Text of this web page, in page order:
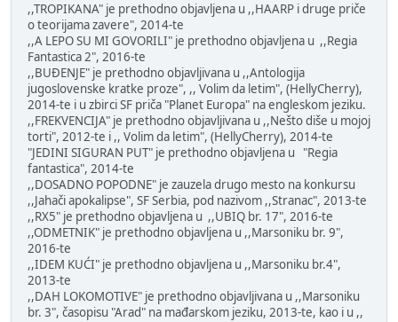
,,TROPIKANA" je prethodno objavljena u ,,HAARP i druge priče
o teorijama zavere", 2014-te
,,A LEPO SU MI GOVORILI" je prethodno objavljena u ,,Regia
Fantastica 2", 2016-te
,,BUĐENJE" je prethodno objavljivana u ,,Antologija
jugoslovenske kratke proze", ,, Volim da letim", (HellyCherry),
2014-te i u zbirci SF priča "Planet Europa" na engleskom jeziku.
,,FREKVENCIJA" je prethodno objavljivana u ,,Nešto diše u mojoj
torti", 2012-te i ,, Volim da letim", (HellyCherry), 2014-te
"JEDINI SIGURAN PUT" je prethodno objavljena u "Regia
fantastica", 2014-te
,,DOSADNO POPODNE" je zauzela drugo mesto na konkursu
,,Jahači apokalipse", SF Serbia, pod nazivom ,,Stranac", 2013-te
,,RX5" je prethodno objavljena u ,,UBIQ br. 17", 2016-te
,,ODMETNIK" je prethodno objavljena u ,,Marsoniku br. 9",
2016-te
,,IDEM KUĆI" je prethodno objavljena u ,,Marsoniku br.4",
2013-te
,,DAH LOKOMOTIVE" je prethodno objavljivana u ,,Marsoniku
br. 3", časopisu "Arad" na mađarskom jeziku, 2013-te, kao i u ,,